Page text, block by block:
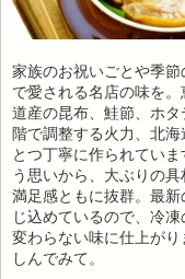
家族のお祝いごとや季
で愛される名店の味を
道産の昆布、鮭節、ホ
階で調整する火力、北
とつ丁寧に作られてい
う思いから、大ぶりの
満足感ともに抜群。最
じ込めているので、冷
変わらない味に仕上が
しんでみて。